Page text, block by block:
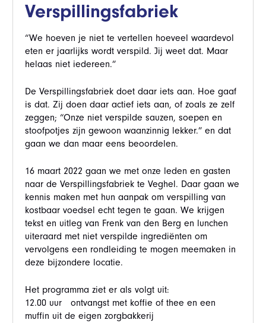
Verspillingsfabriek
“We hoeven je niet te vertellen hoeveel waardevol
eten er jaarlijks wordt verspild. Jij weet dat. Maar
helaas niet iedereen.”
De Verspillingsfabriek doet daar iets aan. Hoe gaaf
is dat. Zij doen daar actief iets aan, of zoals ze zelf
zeggen; “Onze niet verspilde sauzen, soepen en
stoofpotjes zijn gewoon waanzinnig lekker.” en dat
gaan we dan maar eens beoordelen.
16 maart 2022 gaan we met onze leden en gasten
naar de Verspillingsfabriek te Veghel. Daar gaan we
kennis maken met hun aanpak om verspilling van
kostbaar voedsel echt tegen te gaan. We krijgen
tekst en uitleg van Frenk van den Berg en lunchen
uiteraard met niet verspilde ingrediënten om
vervolgens een rondleiding te mogen meemaken in
deze bijzondere locatie.
Het programma ziet er als volgt uit:
12.00 uur ontvangst met koffie of thee en een
muffin uit de eigen zorgbakkerij